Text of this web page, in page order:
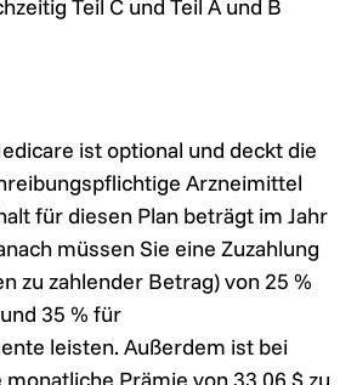
Teil C und Teil A und B
ist optional und deckt die
Arzneimittel
für diesen Plan beträgt im Jahr
müssen Sie eine Zuzahlung
zu zahlender Betrag) von 25 %
35 % für
leisten. Außerdem ist bei
Prämie von 33,06 $ zu